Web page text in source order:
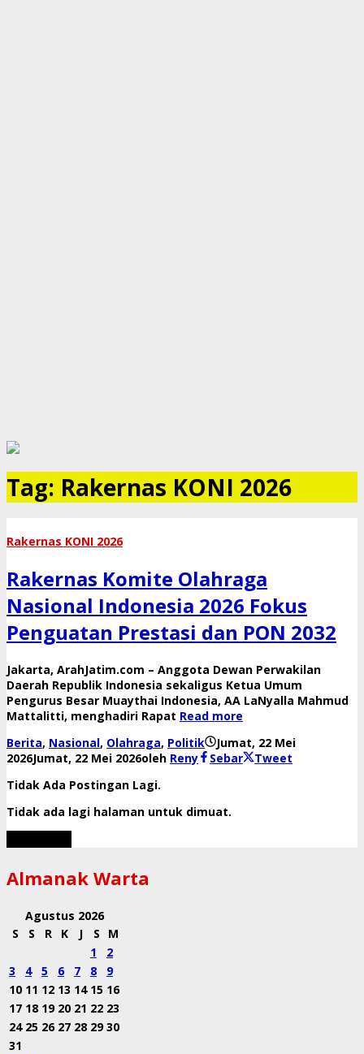
Tag: Rakernas KONI 2026
Rakernas KONI 2026
Rakernas Komite Olahraga
Nasional Indonesia 2026 Fokus
Penguatan Prestasi dan PON 2032
Jakarta, ArahJatim.com – Anggota Dewan Perwakilan
Daerah Republik Indonesia sekaligus Ketua Umum
Pengurus Besar Muaythai Indonesia, AA LaNyalla Mahmud
Mattalitti, menghadiri Rapat Read more
Berita, Nasional, Olahraga, Politik
Jumat, 22 Mei
2026Jumat, 22 Mei 2026oleh Reny Sebar
Tweet
Tidak Ada Postingan Lagi.
Tidak ada lagi halaman untuk dimuat.
Almanak Warta
Agustus 2026
S
S R K J S
M
1
2
3
4 5 6 7 8
9
10 11 12 13 14 15 16
17 18 19 20 21 22 23
24 25 26 27 28 29 30
31